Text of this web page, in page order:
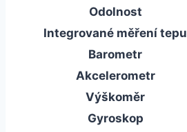
Odolnost
Integrované měření tepu
Barometr
Akcelerometr
Výškoměr
Gyroskop